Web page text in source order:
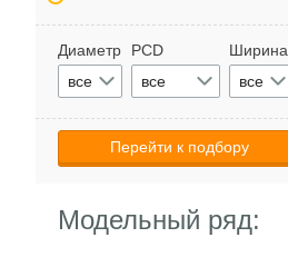
Диаметр
все
PCD
все
Ширина
все
Модельный ряд: